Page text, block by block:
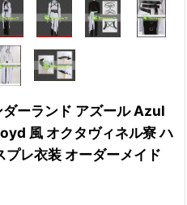
ーランド アズール Azul
風 オクタヴィネル寮 ハ
プレ衣装 オーダーメイド